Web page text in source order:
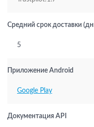
Средний срок доставки
5
Приложение Android
Google Play
Документация API